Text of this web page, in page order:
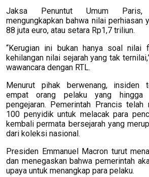
Jaksa Penuntut Umum Paris,
mengungkapkan bahwa nilai perhiasan
88 juta euro, atau setara Rp1,7 triliun.
“Kerugian ini bukan hanya soal nilai
kehilangan nilai sejarah yang tak
wawancara dengan RTL.
Menurut pihak berwenang, insiden
empat orang pelaku yang
pengejaran. Pemerintah Prancis telah
100 penyidik untuk melacak para
kembali permata bersejarah yang
dari koleksi nasional.
Presiden Emmanuel Macron turut
dan menegaskan bahwa pemerintah
upaya untuk menangkap para pelaku.